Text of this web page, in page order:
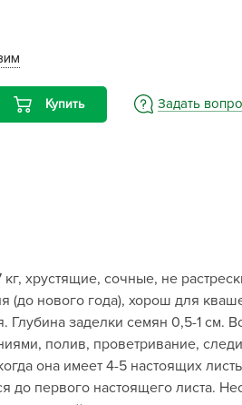
Bona Forte
Dacha Group
Grass
Green Boom
Grinda
GRIZZLY
HoZelock
Купить Задать
хрустящие, сочные, не
(до нового года), хорош для
Глубина заделки семян 0,5-1 см.
полив, проветривание,
она имеет 4-5 настоящих
до первого настоящего листа.